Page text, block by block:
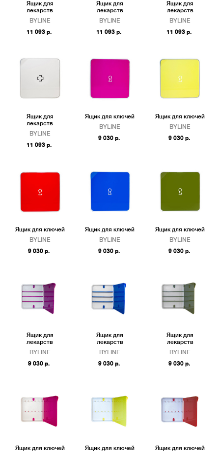
Ящик для
лекарств
BYLINE
11 093 р.
Ящик для
лекарств
BYLINE
11 093 р.
Ящик для
лекарств
BYLINE
11 093 р.
Ящик для
лекарств
BYLINE
11 093 р.
Ящик для ключей
BYLINE
9 030 р.
Ящик для ключей
BYLINE
9 030 р.
Ящик для ключей
BYLINE
9 030 р.
Ящик для ключей
BYLINE
9 030 р.
Ящик для ключей
BYLINE
9 030 р.
Ящик для
лекарств
BYLINE
9 030 р.
Ящик для
лекарств
BYLINE
9 030 р.
Ящик для
лекарств
BYLINE
9 030 р.
Ящик для ключей
Ящик для ключей
Ящик для ключей